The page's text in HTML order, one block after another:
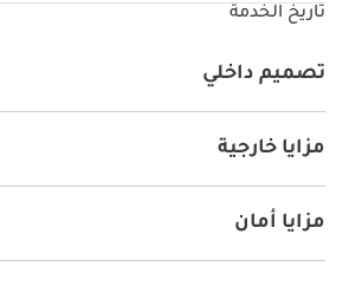
تاريخ الخدمة
تصميم داخلي
مزايا خارجية
مزايا أمان